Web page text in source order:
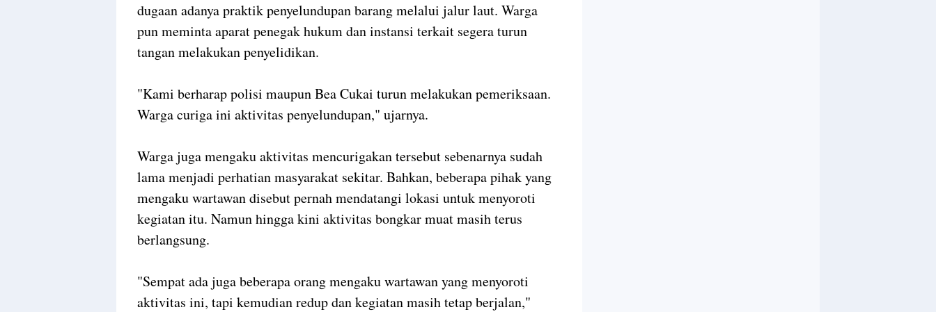
dugaan adanya praktik penyelundupan barang melalui jalur laut. Warga
pun meminta aparat penegak hukum dan instansi terkait segera turun
tangan melakukan penyelidikan.
"Kami berharap polisi maupun Bea Cukai turun melakukan pemeriksaan.
Warga curiga ini aktivitas penyelundupan," ujarnya.
Warga juga mengaku aktivitas mencurigakan tersebut sebenarnya sudah
lama menjadi perhatian masyarakat sekitar. Bahkan, beberapa pihak yang
mengaku wartawan disebut pernah mendatangi lokasi untuk menyoroti
kegiatan itu. Namun hingga kini aktivitas bongkar muat masih terus
berlangsung.
"Sempat ada juga beberapa orang mengaku wartawan yang menyoroti
aktivitas ini, tapi kemudian redup dan kegiatan masih tetap berjalan,"